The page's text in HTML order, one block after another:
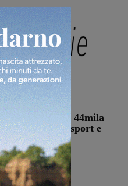
Cities, oltre 44mila
bando per lo sport e